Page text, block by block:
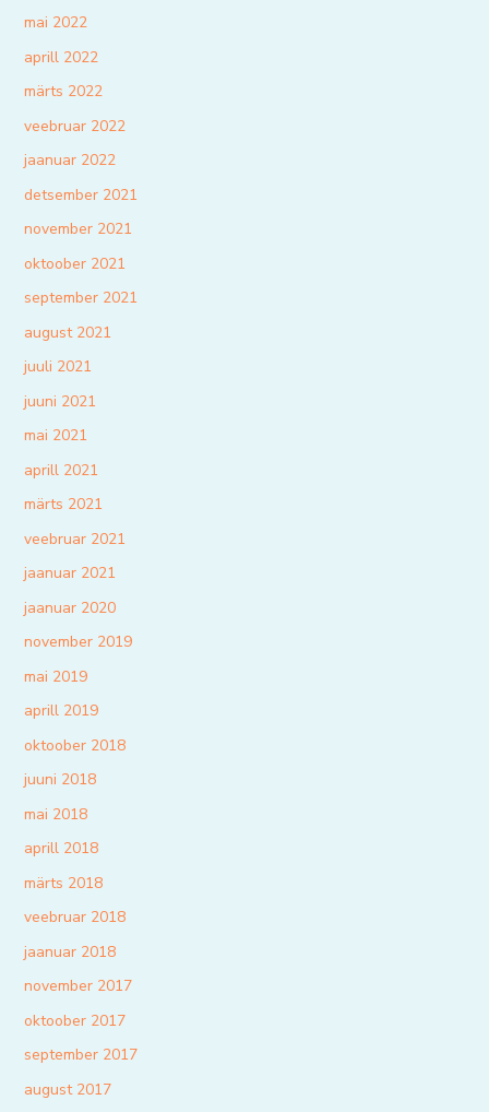
mai 2022
aprill 2022
märts 2022
veebruar 2022
jaanuar 2022
detsember 2021
november 2021
oktoober 2021
september 2021
august 2021
juuli 2021
juuni 2021
mai 2021
aprill 2021
märts 2021
veebruar 2021
jaanuar 2021
jaanuar 2020
november 2019
mai 2019
aprill 2019
oktoober 2018
juuni 2018
mai 2018
aprill 2018
märts 2018
veebruar 2018
jaanuar 2018
november 2017
oktoober 2017
september 2017
august 2017